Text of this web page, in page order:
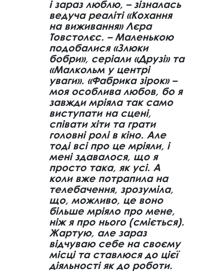
і зараз люблю, – зізналась
ведуча реаліті «Кохання
на виживання» Лєра
Товстолєс. – Маленькою
подобалися «Злюки
бобри», серіали «Друзі» та
«Малкольм у центрі
уваги». «Фабрика зірок» –
моя особлива любов, бо я
завжди мріяла так само
виступати на сцені,
співати хіти та грати
головні ролі в кіно. Але
тоді всі про це мріяли, і
мені здавалося, що я
просто така, як усі. А
коли вже потрапила на
телебачення, зрозуміла,
що, можливо, це воно
більше мріяло про мене,
ніж я про нього (сміється).
Жартую, але зараз
відчуваю себе на своєму
місці та ставлюся до цієї
діяльності як до роботи.